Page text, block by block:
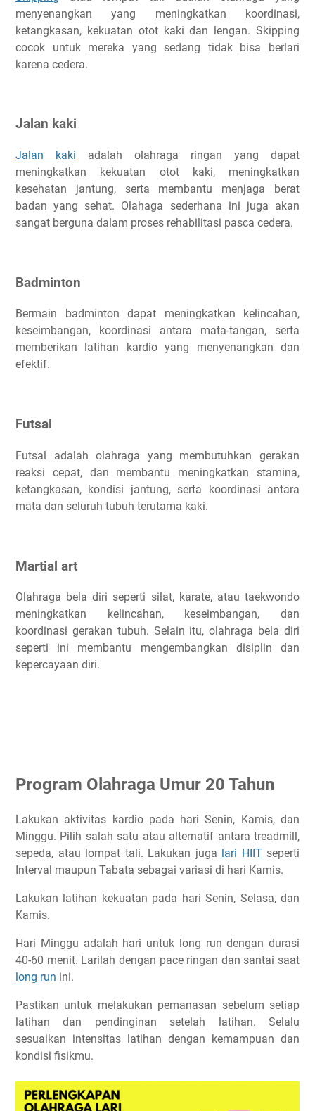
menyenangkan yang meningkatkan koordinasi,
ketangkasan, kekuatan otot kaki dan lengan. Skipping
cocok untuk mereka yang sedang tidak bisa berlari
karena cedera.
Jalan kaki
Jalan kaki adalah olahraga ringan yang dapat
meningkatkan kekuatan otot kaki, meningkatkan
kesehatan jantung, serta membantu menjaga berat
badan yang sehat. Olahaga sederhana ini juga akan
sangat berguna dalam proses rehabilitasi pasca cedera.
Badminton
Bermain badminton dapat meningkatkan kelincahan,
keseimbangan, koordinasi antara mata-tangan, serta
memberikan latihan kardio yang menyenangkan dan
efektif.
Futsal
Futsal adalah olahraga yang membutuhkan gerakan
reaksi cepat, dan membantu meningkatkan stamina,
ketangkasan, kondisi jantung, serta koordinasi antara
mata dan seluruh tubuh terutama kaki.
Martial art
Olahraga bela diri seperti silat, karate, atau taekwondo
meningkatkan kelincahan, keseimbangan, dan
koordinasi gerakan tubuh. Selain itu, olahraga bela diri
seperti ini membantu mengembangkan disiplin dan
kepercayaan diri.
Program Olahraga Umur 20 Tahun
Lakukan aktivitas kardio pada hari Senin, Kamis, dan
Minggu. Pilih salah satu atau alternatif antara treadmill,
sepeda, atau lompat tali. Lakukan juga lari HIITseperti
Interval maupun Tabata sebagai variasi di hari Kamis.
Lakukan latihan kekuatan pada hari Senin, Selasa, dan
Kamis.
Hari Minggu adalah hari untuk long run dengan durasi
40-60 menit. Larilah dengan pace ringan dan santai saat
long run ini.
Pastikan untuk melakukan pemanasan sebelum setiap
latihan dan pendinginan setelah latihan. Selalu
sesuaikan intensitas latihan dengan kemampuan dan
kondisi fisikmu.